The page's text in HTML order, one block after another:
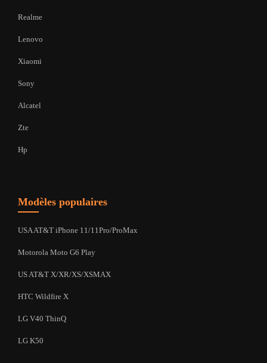
Realme
Lenovo
Xiaomi
Sony
Alcatel
Zte
Hp
Modèles populaires
USA AT&T iPhone 11/11Pro/ProMax
Motorola Moto G6 Play
US AT&T X/XR/XS/XSMAX
HTC Wildfire X
LG V40 ThinQ
LG K50